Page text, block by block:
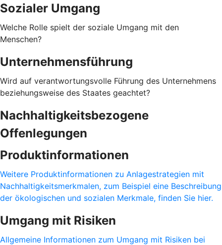
Sozialer Umgang
Welche Rolle spielt der soziale Umgang mit den
Menschen?
Unternehmensführung
Wird auf verantwortungsvolle Führung des Unternehmens
beziehungsweise des Staates geachtet?
Nachhaltigkeitsbezogene
Offenlegungen
Produktinformationen
Weitere Produktinformationen zu Anlagestrategien mit
Nachhaltigkeitsmerkmalen, zum Beispiel eine Beschreibung
der ökologischen und sozialen Merkmale, finden Sie hier.
Umgang mit Risiken
Allgemeine Informationen zum Umgang mit Risiken bei